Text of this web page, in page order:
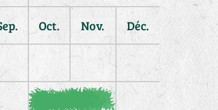
Oct. Nov. Déc.